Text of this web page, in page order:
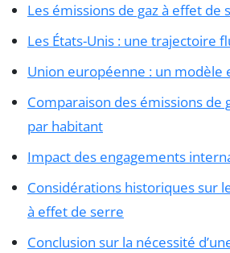
Les émissions de gaz à effet de
Les États-Unis : une trajectoire
Union européenne : un modèle
Comparaison des émissions de
par habitant
Impact des engagements
Considérations historiques sur
à effet de serre
Conclusion sur la nécessité